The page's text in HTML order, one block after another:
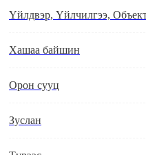
Үйлдвэр, Үйлчилгээ,
Хашаа байшин
Орон сууц
Зуслан